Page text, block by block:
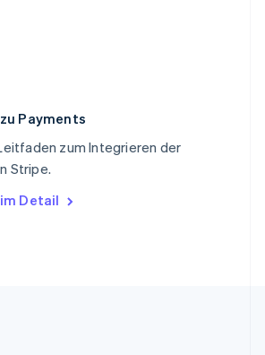
Payments
zum Integrieren der
Stripe.
Detail